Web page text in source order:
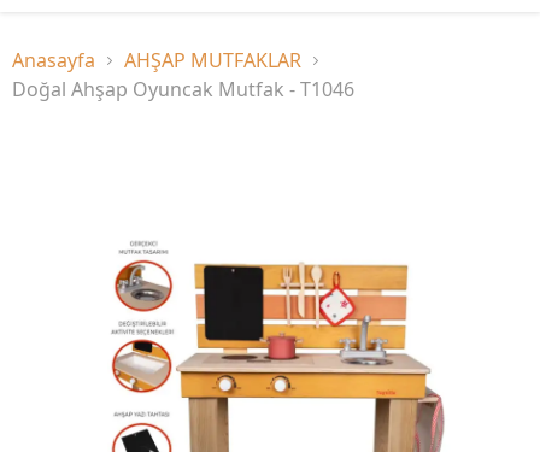
Anasayfa
AHŞAP MUTFAKLAR
Doğal Ahşap Oyuncak Mutfak - T1046